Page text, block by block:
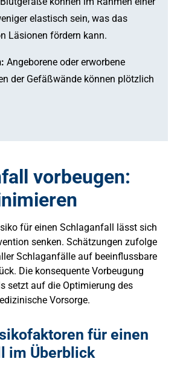
elastisch sein, was das
Läsionen fördern kann.
Angeborene oder erworbene
der Gefäßwände können plötzlich
vorbeugen:
für einen Schlaganfall lässt sich
senken. Schätzungen zufolge
Schlaganfälle auf beeinflussbare
Die konsequente Vorbeugung
setzt auf die Optimierung des
Vorsorge.
für einen
im Überblick